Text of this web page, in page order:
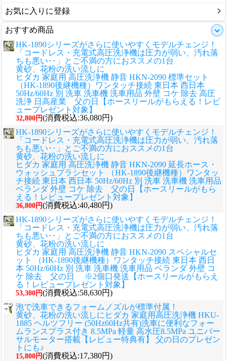
お気に入りに登録
おすすめ商品
HK-1890シリーズがさらに使いやすくモデルチェンジ！
「コードレス・充電式高圧洗浄機は圧力が弱い、汚れ落
ちも悪い‥」とご不満の方におススメの1台
黄砂、花粉の洗い流しに
ヒダカ 家庭用 高圧洗浄機 静音 HKN-2090 標準セット
（HK-1890後継機種）ワンタッチ接続 東日本 西日本
50Hz/60Hz 別 洗車 洗車機 洗車用品 外壁 コケ 除去 高圧
洗浄 日高産業 父の日【ホースリールがもらえる！レビ
ュープレゼント対象】
32,800円(消費税込:36,080円)
HK-1890シリーズがさらに使いやすくモデルチェンジ！
「コードレス・充電式高圧洗浄機は圧力が弱い、汚れ落
ちも悪い‥」とご不満の方におススメの1台
黄砂、花粉の洗い流しに
ヒダカ 家庭用 高圧洗浄機 静音 HKN-2090 延長ホース・
ウォッシュブラシセット （HK-1890後継機種）ワンタッ
チ接続 東日本 西日本 50Hz/60Hz 別 洗車 洗車機 洗車用品
ベランダ 外壁 コケ 除去 父の日【ホースリールがもら
える！レビュープレゼント対象】
36,800円(消費税込:40,480円)
HK-1890シリーズがさらに使いやすくモデルチェンジ！
「コードレス・充電式高圧洗浄機は圧力が弱い、汚れ落
ちも悪い‥」とご不満の方におススメの1台
黄砂、花粉の洗い流しに
ヒダカ 家庭用 高圧洗浄機 静音 HKN-2090 スペシャルセ
ット （HK-1890後継機種）ワンタッチ接続 東日本 西日
本 50Hz/60Hz 別 洗車 洗車機 洗車用品 ベランダ 外壁 コ
ケ 除去 父の日 ※2個口発送【ホースリールがもらえ
る！レビュープレゼント対象】
53,300円(消費税込:58,630円)
泡で洗車できるフォームノズルが標準付属！
黄砂、花粉の洗い流しに ヒダカ 家庭用高圧洗浄機 HKU-
1885 ヘルツフリー (50Hz60Hz共有)洗車に便利なフォー
ムランスプラス付き 8.5MPa 軽量 高水圧8.5MPa ユニバー
サルモーター搭載【レビュー特典有】 父の日のプレゼン
トにも♪
15,800円(消費税込:17,380円)